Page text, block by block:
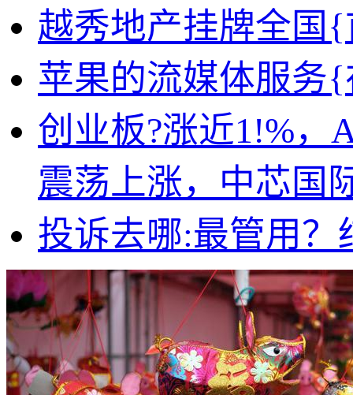
越秀地产挂牌全国
苹果的流媒体服务
创业板?涨近1!%，
震荡上涨，中芯国
投诉去哪:最管用